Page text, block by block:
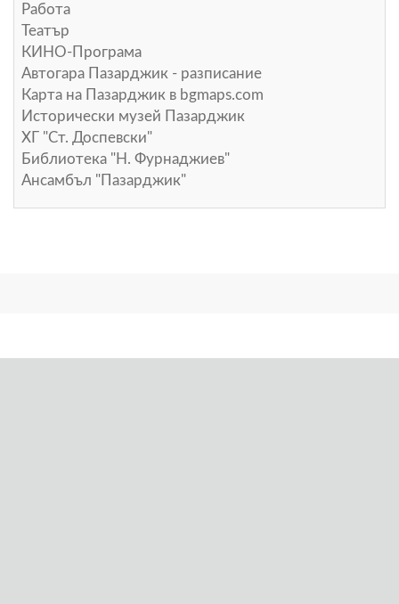
Работа
Театър
КИНО-Програма
Автогара Пазарджик - разписание
Карта на Пазарджик в bgmaps.com
Исторически музей Пазарджик
ХГ "Ст. Доспевски"
Библиотека "Н. Фурнаджиев"
Ансамбъл "Пазарджик"